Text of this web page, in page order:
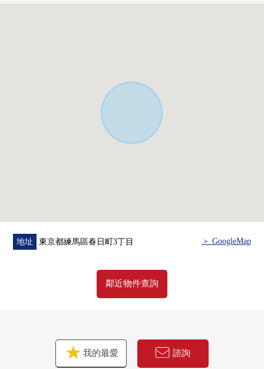
地址 東京都練馬區春日町3丁目 ＞ GoogleMap
鄰近物件查詢
我的最愛 諮詢